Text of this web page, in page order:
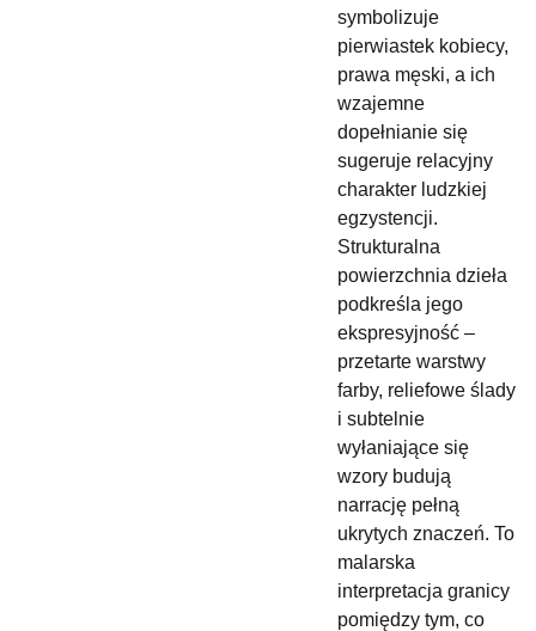
symbolizuje
pierwiastek kobiecy,
prawa męski, a ich
wzajemne
dopełnianie się
sugeruje relacyjny
charakter ludzkiej
egzystencji.
Strukturalna
powierzchnia dzieła
podkreśla jego
ekspresyjność –
przetarte warstwy
farby, reliefowe ślady
i subtelnie
wyłaniające się
wzory budują
narrację pełną
ukrytych znaczeń. To
malarska
interpretacja granicy
pomiędzy tym, co